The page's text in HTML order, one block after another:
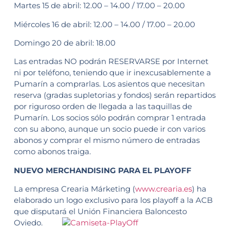
Martes 15 de abril: 12.00 – 14.00 / 17.00 – 20.00
Miércoles 16 de abril: 12.00 – 14.00 / 17.00 – 20.00
Domingo 20 de abril: 18.00
Las entradas NO podrán RESERVARSE por Internet
ni por teléfono, teniendo que ir inexcusablemente a
Pumarín a comprarlas. Los asientos que necesitan
reserva (gradas supletorias y fondos) serán repartidos
por riguroso orden de llegada a las taquillas de
Pumarín. Los socios sólo podrán comprar 1 entrada
con su abono, aunque un socio puede ir con varios
abonos y comprar el mismo número de entradas
como abonos traiga.
NUEVO MERCHANDISING PARA EL PLAYOFF
La empresa Crearia Márketing (www.crearia.es) ha
elaborado un logo exclusivo para los playoff a la ACB
que disputará el Unión Financiera Baloncesto
Oviedo.